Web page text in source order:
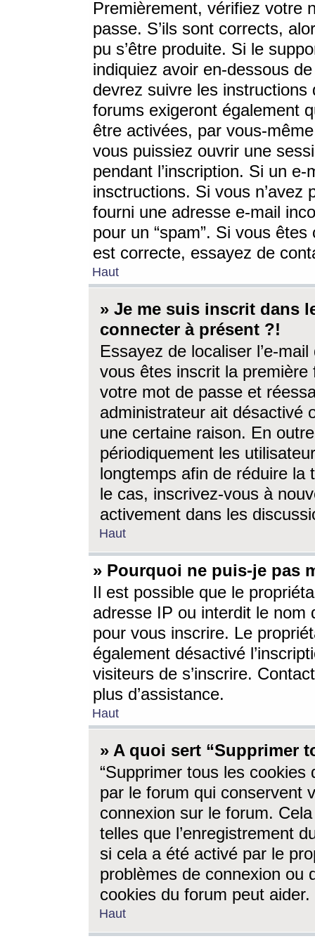
Premièrement, vérifiez votre
passe. S’ils sont corrects,
pu s’être produite. Si le
indiquiez avoir en-dessous
devrez suivre les
forums exigeront également
être activées, par vous-
vous puissiez ouvrir une
pendant l’inscription. Si un
insctructions. Si vous n’avez
fourni une adresse e-mail
pour un “spam”. Si vous
est correcte, essayez de
Haut
» Je me suis inscrit dans
connecter à présent ?!
Essayez de localiser l’e-
vous êtes inscrit la première
votre mot de passe et
administrateur ait désactivé
une certaine raison. En
périodiquement les
longtemps afin de réduire la
le cas, inscrivez-vous à
activement dans les
Haut
» Pourquoi ne puis-je pas
Il est possible que le
adresse IP ou interdit le nom
pour vous inscrire. Le
également désactivé
visiteurs de s’inscrire.
plus d’assistance.
Haut
» A quoi sert “Supprimer
“Supprimer tous les cookies
par le forum qui conservent
connexion sur le forum.
telles que l’enregistrement
si cela a été activé par le
problèmes de connexion ou
cookies du forum peut aider.
Haut